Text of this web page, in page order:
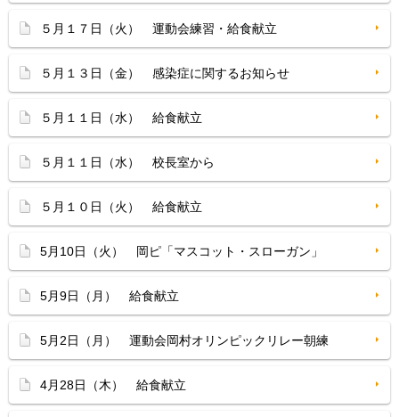
５月１７日（火） 運動会練習・給食献立
５月１３日（金） 感染症に関するお知らせ
５月１１日（水） 給食献立
５月１１日（水） 校長室から
５月１０日（火） 給食献立
5月10日（火） 岡ピ「マスコット・スローガン」
5月9日（月） 給食献立
5月2日（月） 運動会岡村オリンピックリレー朝練
4月28日（木） 給食献立